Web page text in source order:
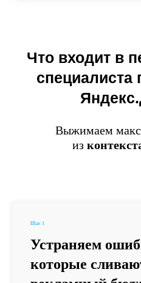
Что входит в
специалиста
Выжимаем
из
Шаг 1
Устраняем
которые